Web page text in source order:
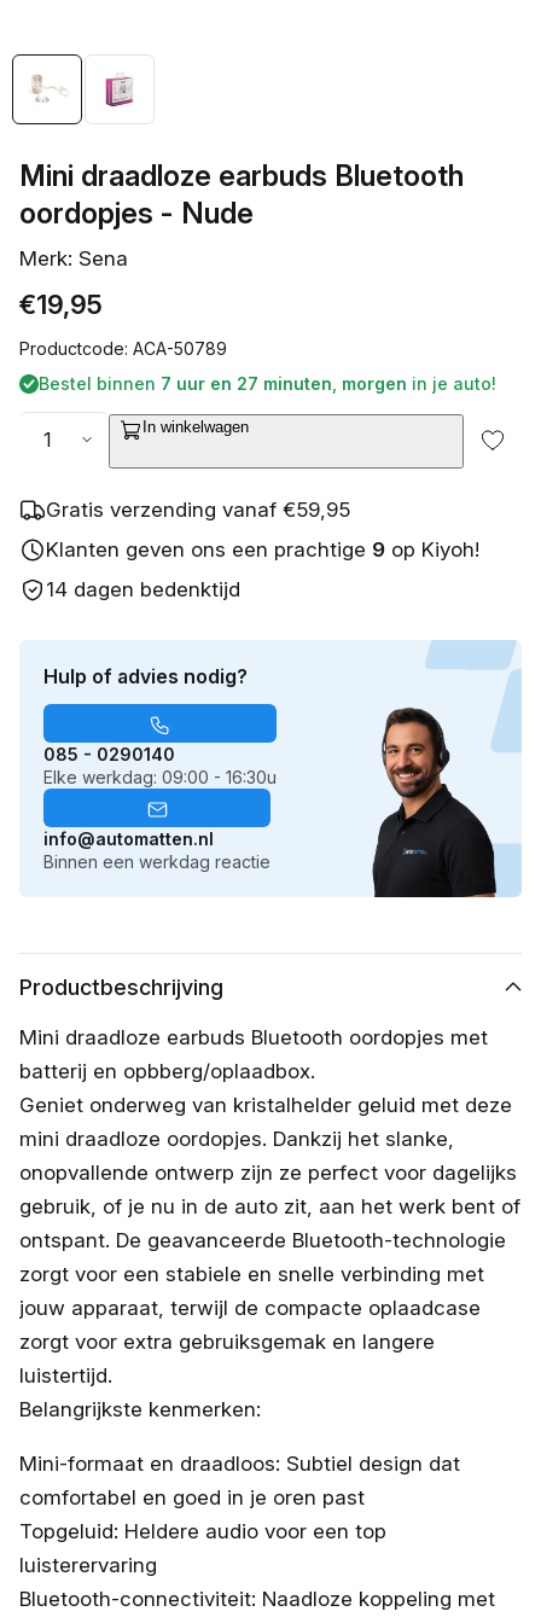
Productbeschrijving
Mini draadloze earbuds Bluetooth oordopjes met
batterij en opbberg/oplaadbox.
Geniet onderweg van kristalhelder geluid met deze
mini draadloze oordopjes. Dankzij het slanke,
onopvallende ontwerp zijn ze perfect voor dagelijks
gebruik, of je nu in de auto zit, aan het werk bent of
ontspant. De geavanceerde Bluetooth-technologie
zorgt voor een stabiele en snelle verbinding met
jouw apparaat, terwijl de compacte oplaadcase
zorgt voor extra gebruiksgemak en langere
luistertijd.
Belangrijkste kenmerken:
Mini-formaat en draadloos: Subtiel design dat
comfortabel en goed in je oren past
Topgeluid: Heldere audio voor een top
luisterervaring
Bluetooth-connectiviteit: Naadloze koppeling met
Mini draadloze earbuds Bluetooth
oordopjes - Nude
Merk: Sena
Normale
prijs
€19,95
Productcode: ACA-50789
Bestel binnen 7 uur en 27 minuten morgen in je auto!
In winkelwagen
Gratis verzending vanaf €59,95
Klanten geven ons een prachtige 9 op Kiyoh!
14 dagen bedenktijd
Hulp of advies nodig?
085 - 0290140
Elke werkdag: 09:00 - 16:30u
info@automatten.nl
Binnen een werkdag reactie